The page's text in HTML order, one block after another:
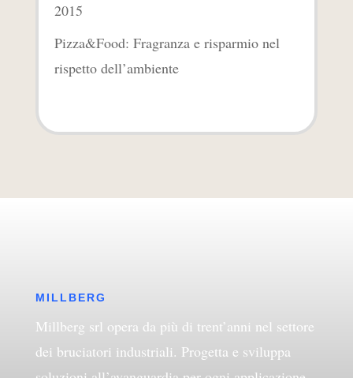
2015
Pizza&Food: Fragranza e risparmio nel
rispetto dell’ambiente
MILLBERG
Millberg srl opera da più di trent’anni nel settore
dei bruciatori industriali. Progetta e sviluppa